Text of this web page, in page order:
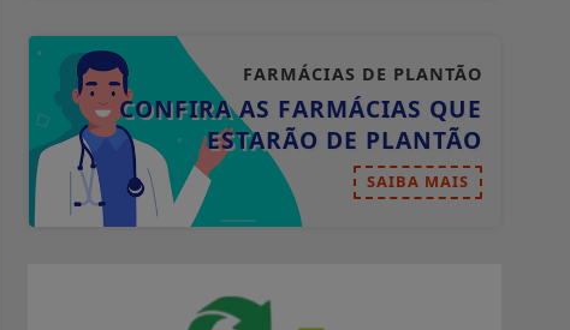
FARMÁCIAS DE PLANTÃO
CONFIRA AS FARMÁCIAS QUE
ESTARÃO DE PLANTÃO
SAIBA MAIS